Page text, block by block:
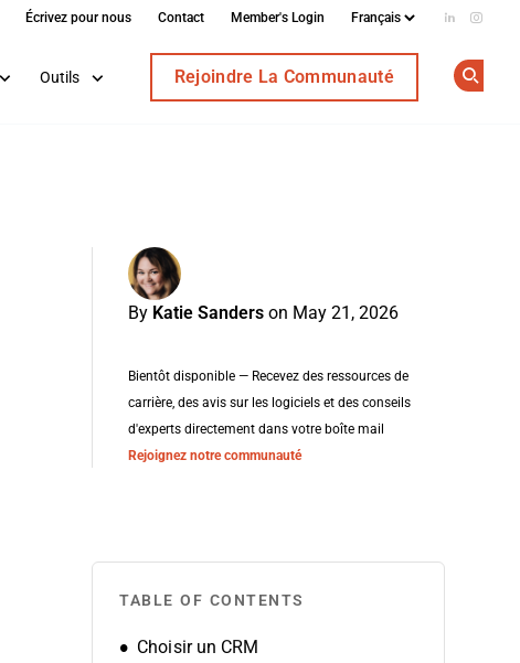
Écrivez pour nous Contact Member's Login Add us
Outils Rejoindre La Communauté
By Katie Sanders on May 21, 2026
Bientôt disponible — Recevez des ressources de
carrière, des avis sur les logiciels et des conseils
d'experts directement dans votre boîte mail
Rejoignez notre communauté
TABLE OF CONTENTS
Choisir un CRM